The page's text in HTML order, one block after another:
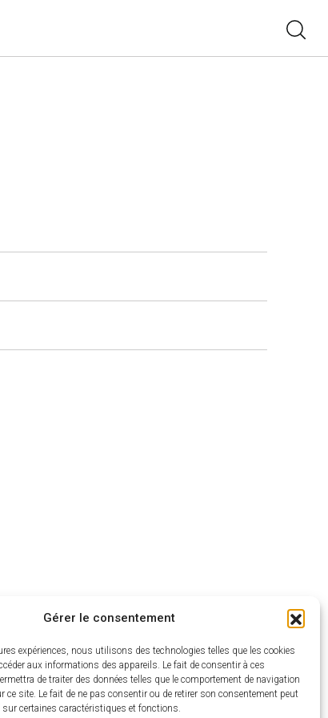
Gérer le consentement
expériences, nous utilisons des technologies telles que les cookies
aux informations des appareils. Le fait de consentir à ces
de traiter des données telles que le comportement de navigation
ce site. Le fait de ne pas consentir ou de retirer son consentement peut
certaines caractéristiques et fonctions.